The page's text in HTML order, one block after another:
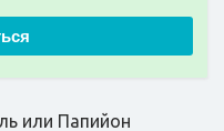
или Папийон